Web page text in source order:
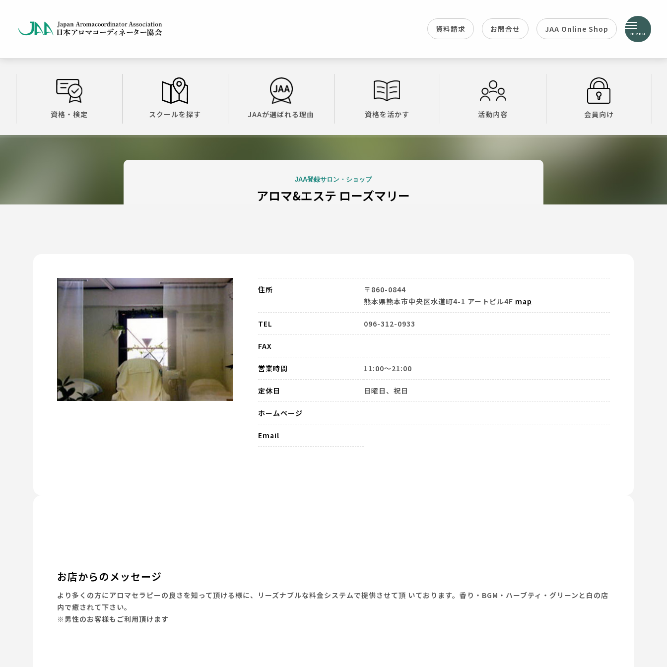
資料請求 お問合せ JAA Online Shop menu
資格・検定 スクールを探す JAAが選ばれる理由 資格を活かす 活動内容 会員向け
JAA登録サロン・ショップ
アロマ&エステ ローズマリー
住所
〒860-0844
熊本県熊本市中央区水道町4-1 アートビル4F map
TEL 096-312-0933
FAX
営業時間 11:00～21:00
定休日 日曜日、祝日
ホームページ
Email
お店からのメッセージ
より多くの方にアロマセラピーの良さを知って頂ける様に、リーズナブルな料金システムで提供させて頂 いております。香り・BGM・ハーブティ・グリーンと白の店
内で癒されて下さい。
※男性のお客様もご利用頂けます